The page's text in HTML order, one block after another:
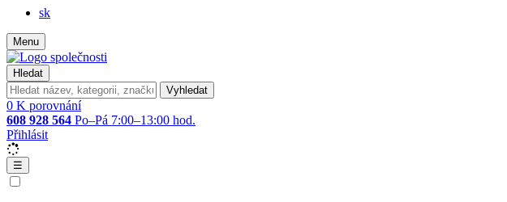
sk
Menu
Hledat
Vyhledat
0 K porovnání
608 928 564 Po–Pá 7:00–13:00 hod.
Přihlásit
☰